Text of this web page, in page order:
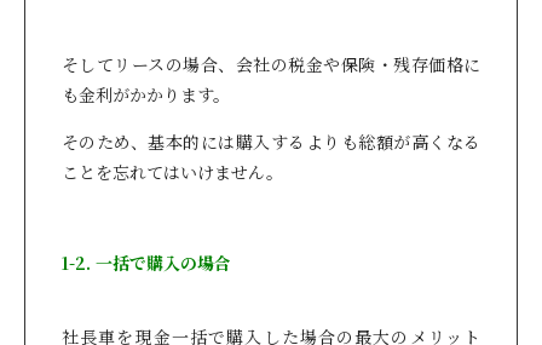
そしてリースの場合、会社の税金や保険・残存価格に
も金利がかかります。
そのため、基本的には購入するよりも総額が高くなる
ことを忘れてはいけません。
1-2. 一括で購入の場合
社長車を現金一括で購入した場合の最大のメリット